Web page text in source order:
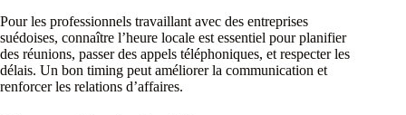
Pour les professionnels travaillant avec des entreprises
suédoises, connaître l’heure locale est essentiel pour planifier
des réunions, passer des appels téléphoniques, et respecter les
délais. Un bon timing peut améliorer la communication et
renforcer les relations d’affaires.